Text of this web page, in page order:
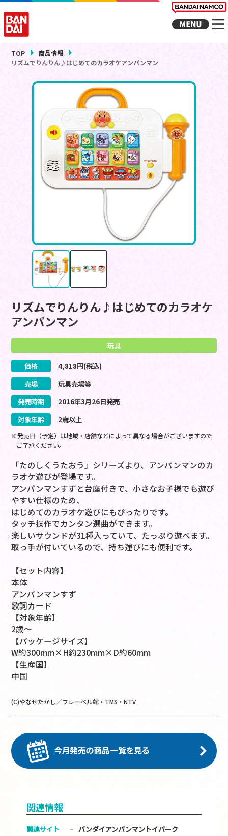
TOP
商品情報
リズムでりんりん♪はじめてのカラオケアンパンマン
リズムでりんりん♪はじめてのカラオケ
アンパンマン
玩具
価格 4,818円(税込)
売場
玩具売場等
発売時期
2016年3月26日発売
対象年齢
2歳以上
※発売日（予定）は地域・店舗などによって異なる場合がございますので
ご了承ください。
「たのしくうたおう」シリーズより、アンパンマンのカ
ラオケ遊びが登場です。
アンパンマンすずと台座付きで、小さなお子様でも遊び
やすい仕様のため、
はじめてのカラオケ遊びにもぴったりです。
タッチ操作でカンタン選曲ができます。
楽しいサウンドが31種入っていて、たっぷり遊べます。
取っ手が付いているので、持ち運びにも便利です。
【セット内容】
本体
アンパンマンすず
歌詞カード
【対象年齢】
2歳～
【パッケージサイズ】
W約300mm×H約230mm×D約60mm
【生産国】
中国
(C)やなせたかし／フレーベル館・TMS・NTV
関連情報
関連サイト
バンダイアンパンマントイパーク